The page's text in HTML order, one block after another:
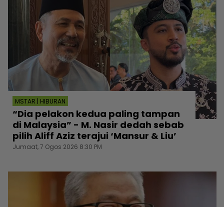
MSTAR | HIBURAN
“Dia pelakon kedua paling tampan
di Malaysia” - M. Nasir dedah sebab
pilih Aliff Aziz terajui ‘Mansur & Liu’
Jumaat, 7 Ogos 2026 8:30 PM